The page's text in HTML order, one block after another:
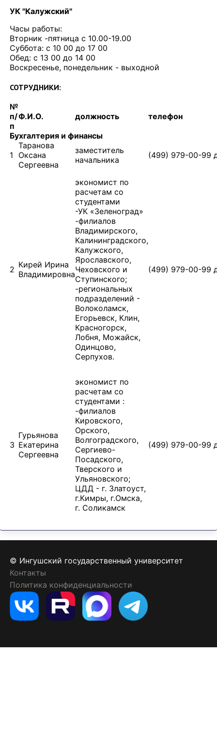
УК "Калужский"
Часы работы:
Вторник -пятница с 10.00-19.00
Суббота: с 10 00 до 17 00
Обед: с 13 00 до 14 00
Воскресенье, понедельник - выходной
СОТРУДНИКИ:
№
п/
п
Ф.И.О. должность
телефон
Бухгалтерия и финансы
1
Таранова
Оксана
Сергеевна
заместитель
начальника
(499) 979-00-99
2 Кирей Ирина
Владимировна
экономист по
расчетам со
студентами
-УК «Зеленоград»
-филиалов
Владимирского,
Калининградского,
Калужского,
Ярославского,
Чеховского и
Ступинского;
-региональных
подразделений -
Волоколамск,
Егорьевск, Клин,
Красногорск,
Лобня, Можайск,
Одинцово,
Серпухов.
(499) 979-00-99
3
Гурьянова
Екатерина
Сергеевна
экономист по
расчетам со
студентами :
-филиалов
Кировского,
Орского,
Волгоградского,
Сергиево-
Посадского,
Тверского и
Ульяновского;
ЦДД - г. Златоуст,
г.Кимры, г.Омска,
г. Соликамск
(499) 979-00-99
© Ингушский государственный университет
Контакты
Политика конфиденциальности